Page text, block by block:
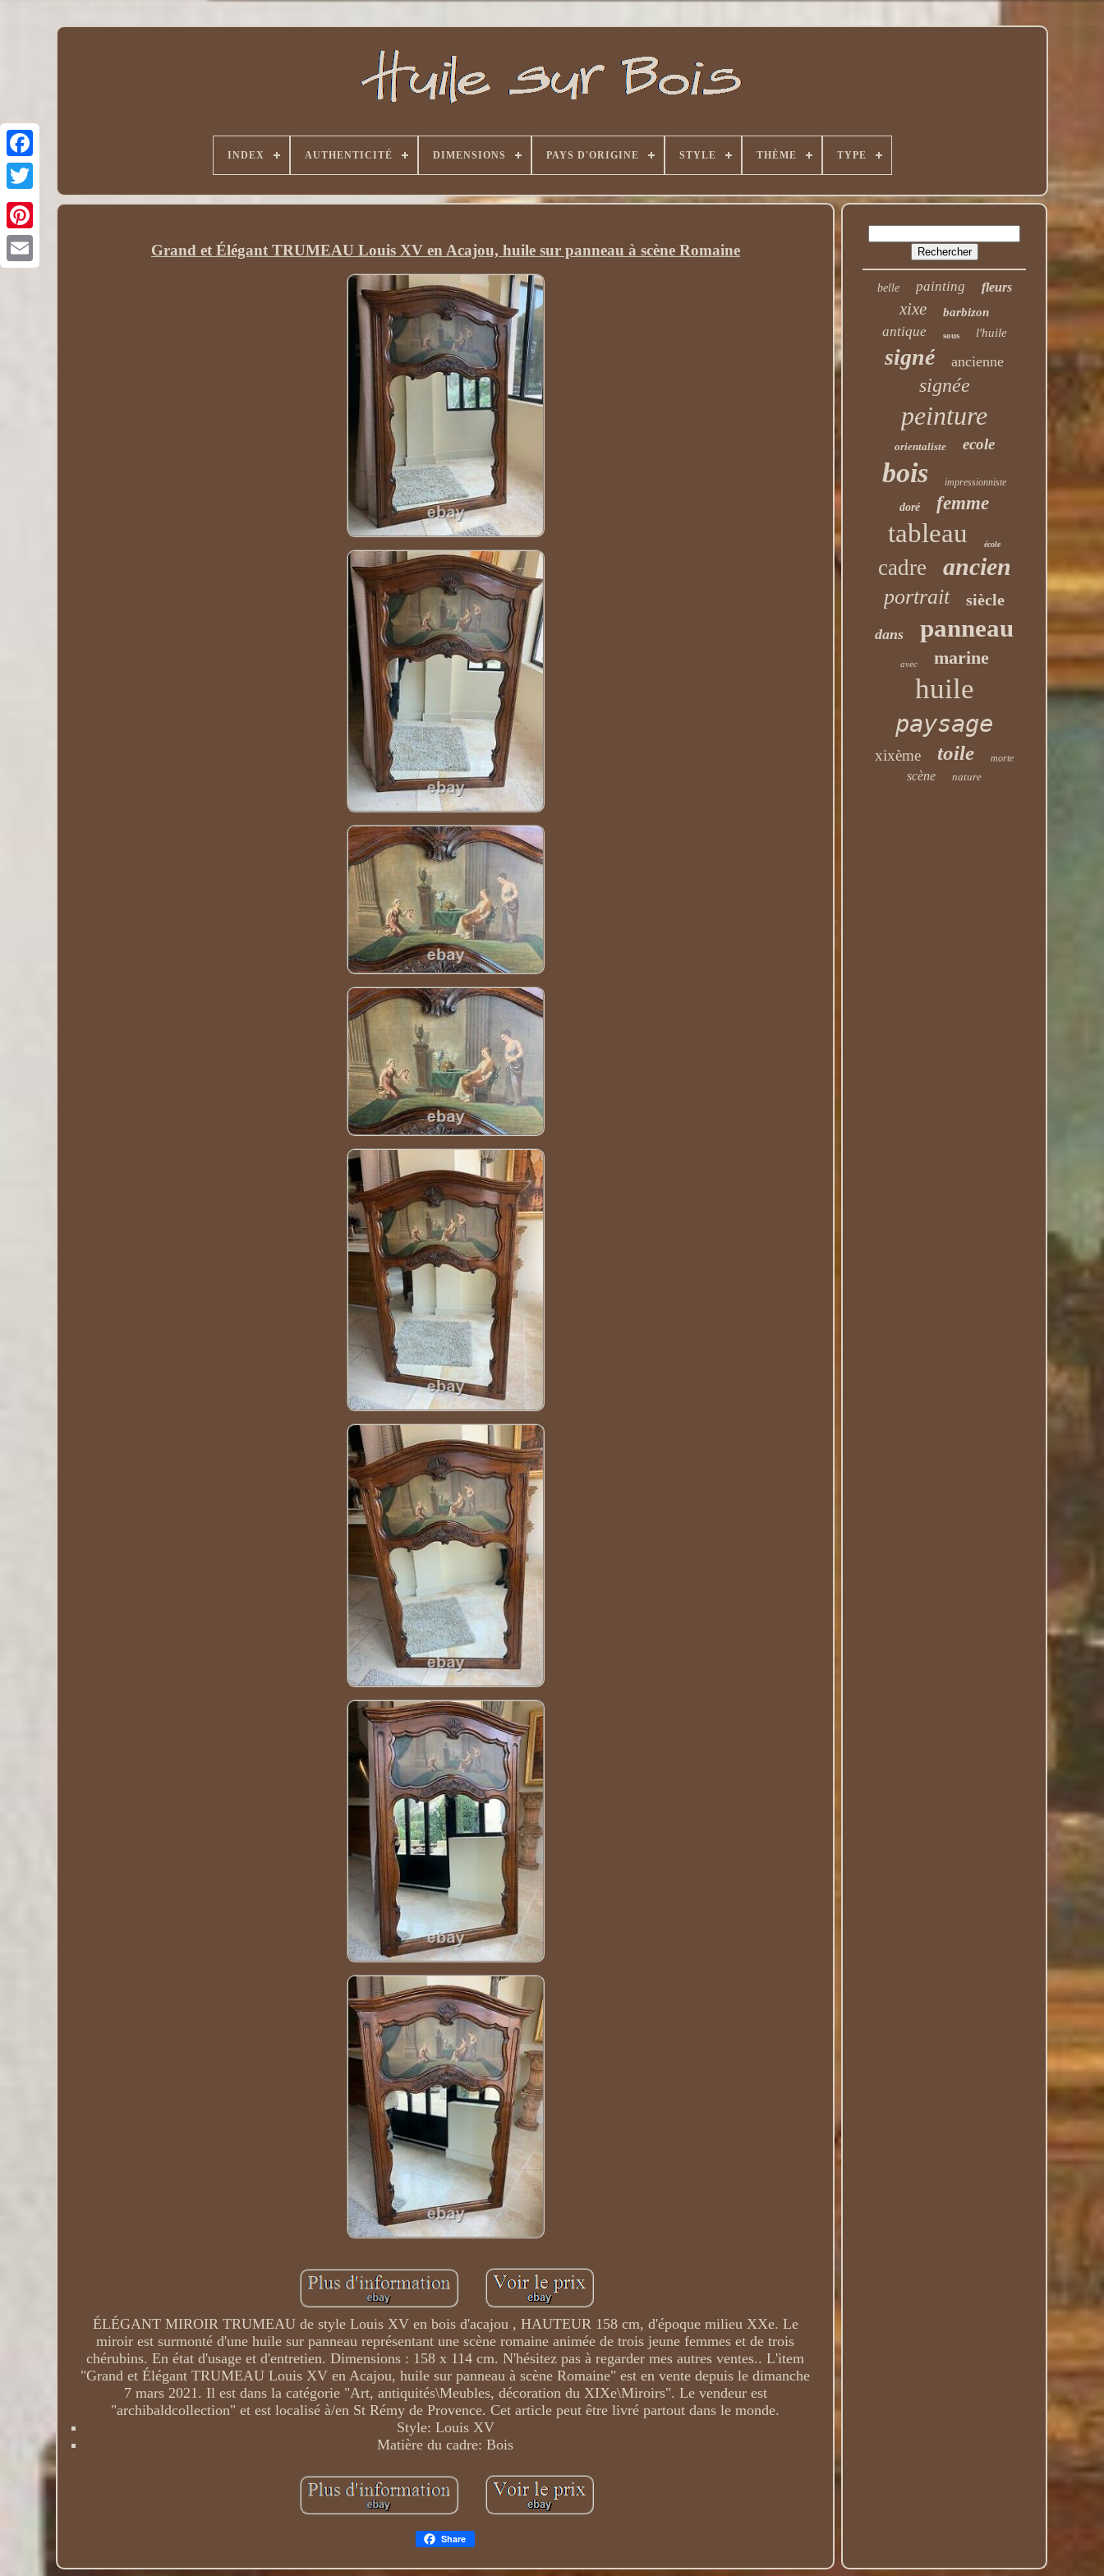
INDEX AUTHENTICITÉ DIMENSIONS PAYS D'ORIGINE STYLE THÈME TYPE
Grand et Élégant TRUMEAU Louis XV en Acajou, huile sur panneau à scène Romaine
ÉLÉGANT MIROIR TRUMEAU de style Louis XV en bois d'acajou , HAUTEUR 158 cm, d'époque milieu XXe. Le
miroir est surmonté d'une huile sur panneau représentant une scène romaine animée de trois jeune femmes et de trois
chérubins. En état d'usage et d'entretien. Dimensions : 158 x 114 cm. N'hésitez pas à regarder mes autres ventes.. L'item
"Grand et Élégant TRUMEAU Louis XV en Acajou, huile sur panneau à scène Romaine" est en vente depuis le dimanche
7 mars 2021. Il est dans la catégorie "Art, antiquités\Meubles, décoration du XIXe\Miroirs". Le vendeur est
"archibaldcollection" et est localisé à/en St Rémy de Provence. Cet article peut être livré partout dans le monde.
Style: Louis XV
Matière du cadre: Bois
Share
belle painting fleurs
xixe barbizon
antique sous l'huile
signé ancienne
signée
peinture
orientaliste ecole
bois impressionniste
doré femme
tableau école
cadre ancien
portrait siècle
dans panneau
avec marine
huile
paysage
xixème toile morte
scène nature